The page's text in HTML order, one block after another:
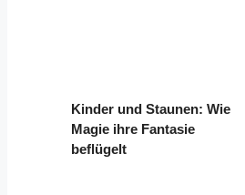
Kinder und Staunen: Wie
Magie ihre Fantasie
beflügelt